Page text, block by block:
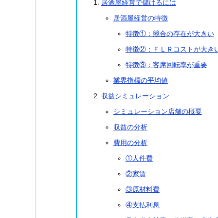
居酒屋経営で儲けるには
居酒屋経営の特徴
特徴①：競合の存在が大きい
特徴②：ＦＬＲコストが大き
特徴③：客席回転率が重要
業界指標の平均値
収益シミュレーション
シミュレーション店舗の概要
収益の分析
費用の分析
①人件費
②家賃
③原材料費
④支払利息